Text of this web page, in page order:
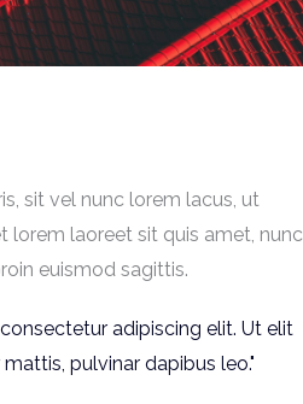
sit vel nunc lorem lacus, ut
laoreet sit quis amet, nunc
euismod sagittis.
adipiscing elit. Ut elit
pulvinar dapibus leo."